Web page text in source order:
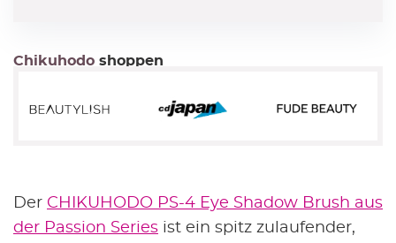
Chikuhodo shoppen
Der CHIKUHODO PS-4 Eye Shadow Brush aus
der Passion Series ist ein spitz zulaufender,